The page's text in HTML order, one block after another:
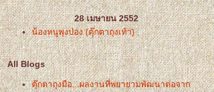
28 เมษายน 2552
น้องหนูพุงป่อง (ตุ๊กตาถุงเท้า)
All Blogs
ตุ๊กตาถุงมือ...ผลงานที่พยายามพัฒนาต่อจาก